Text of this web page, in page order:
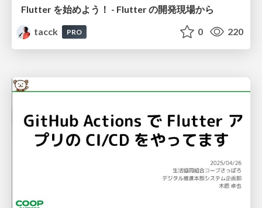
Flutter を始めよう！ - Flutter の開発現場から
tacck
PRO 0 220